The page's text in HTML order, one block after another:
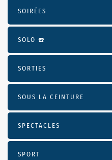
SOIRÉES
SOLO ☎️
SORTIES
SOUS LA CEINTURE
SPECTACLES
SPORT